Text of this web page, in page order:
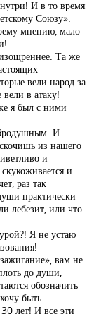
И в то время
Союзу».
мнению, мало
Та же
вели народ за
в атаку!
я был с ними
И
из нашего
и
и
раз так
практически
лебезит, или что-
Я не устаю
вам не
до души,
обозначить
быть
лет! И все эти